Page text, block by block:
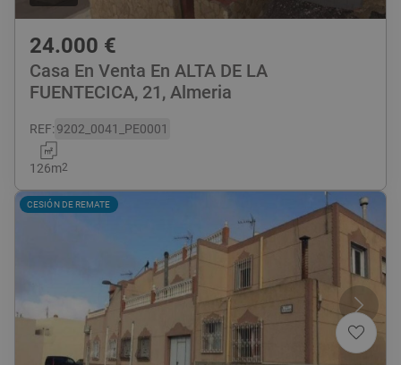
24.000 €
Casa En Venta En ALTA DE LA
FUENTECICA, 21, Almeria
REF:9202_0041_PE0001
126m2
CESIÓN DE REMATE